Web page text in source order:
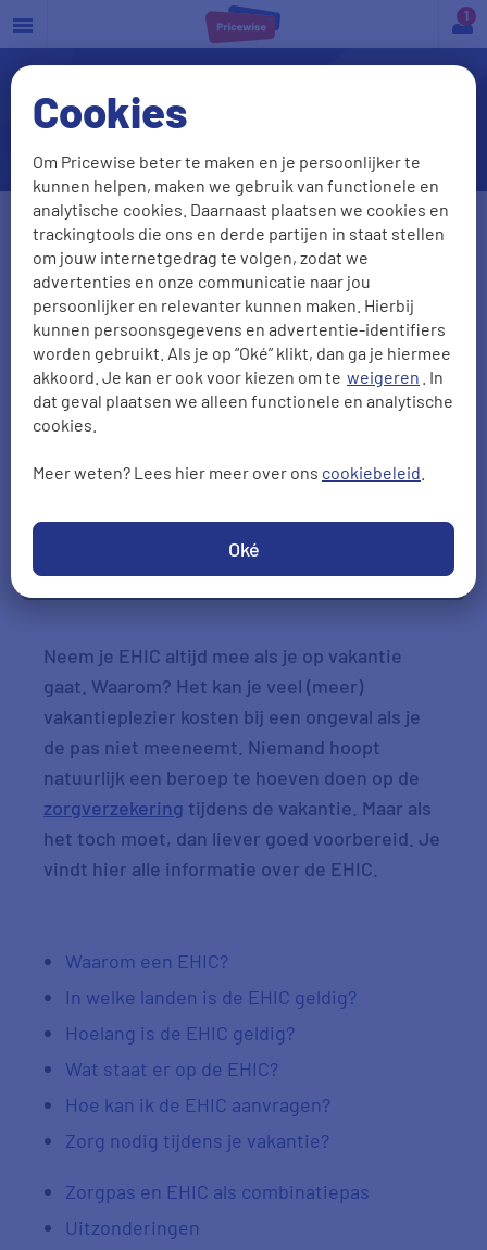
Cookies
Om Pricewise beter te maken en je persoonlijker te
kunnen helpen, maken we gebruik van functionele en
analytische cookies. Daarnaast plaatsen we cookies en
trackingtools die ons en derde partijen in staat stellen
om jouw internetgedrag te volgen, zodat we
advertenties en onze communicatie naar jou
persoonlijker en relevanter kunnen maken. Hierbij
kunnen persoonsgegevens en advertentie-identifiers
worden gebruikt. Als je op “Oké” klikt, dan ga je hiermee
akkoord. Je kan er ook voor kiezen om te weigeren . In
dat geval plaatsen we alleen functionele en analytische
cookies.
Meer weten? Lees hier meer over ons cookiebeleid
Oké
a
EHIC (Europese zorgpas):
hoe werkt die?
Geslacht
Man Vrouw
Geboortedatum
DD-MM-JJJJ
Postcode
Gezinsleden
Ja Nee
Neem je EHIC altijd mee als je op vakantie
gaat. Waarom? Het kan je veel (meer)
vakantieplezier kosten bij een ongeval als je
de pas niet meeneemt. Niemand hoopt
natuurlijk een beroep te hoeven doen op de
zorgverzekering tijdens de vakantie. Maar als
het toch moet, dan liever goed voorbereid. Je
vindt hier alle informatie over de EHIC.
Waarom een EHIC?
In welke landen is de EHIC geldig?
Hoelang is de EHIC geldig?
Wat staat er op de EHIC?
Hoe kan ik de EHIC aanvragen?
Zorg nodig tijdens je vakantie?
Zorgpas en EHIC als combinatiepas
Uitzonderingen